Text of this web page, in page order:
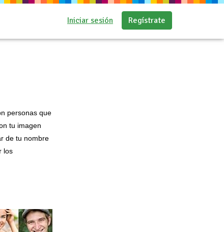
Iniciar sesión Regístrate
personas que
tu imagen
de tu nombre
los